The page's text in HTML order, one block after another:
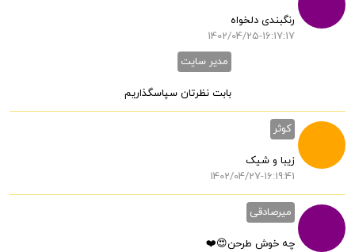
رنگبندی دلخواه
1402/04/25-16:17:17
مدیر سایت
بابت نظرتان سپاسگذاریم
کوثر
زیبا و شیک
1402/04/27-16:19:41
میرصادقی
چه خوش طرحن😍❤️